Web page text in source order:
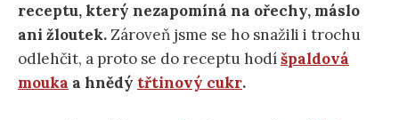
receptu, který nezapomíná na ořechy, máslo
ani žloutek.Zároveň jsme se ho snažili i trochu
odlehčit, a proto se do receptu hodíšpaldová
mouka a hnědý třtinový cukr.